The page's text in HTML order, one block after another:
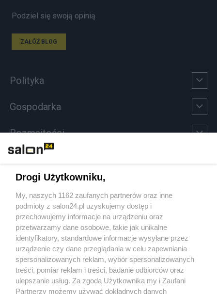
Podziel się swoją opinią
ZAŁÓŻ BLOG
Polityka
Gospodarka
Rozmaitości
Sport
Społeczeństwo
Kultura
X Facebook Instagram Youtube
Drogi Użytkowniku,
My, naszych 1162 zaufanych partnerów oraz inne
podmioty z salon24.pl uzyskujemy dostęp i
przechowujemy informacje na urządzeniu oraz
przetwarzamy dane osobowe, takie jak unikalne
identyfikatory, standardowe informacje wysyłane przez
urządzenie czy dane przeglądania w celu zapewniania
spersonalizowanych reklam, wybór spersonalizowanych
treści, pomiar reklam i treści, badanie odbiorców oraz
ulepszanie usług. Za zgodą Użytkownika my i Zaufani
Partnerzy możemy używać dokładnych danych